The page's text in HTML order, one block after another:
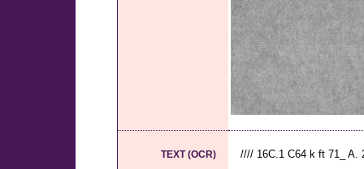
TEXT (OCR) //// 16C.1 C64 k ft 71_